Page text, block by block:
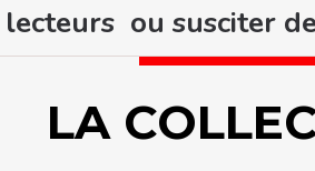
ou susciter
LA